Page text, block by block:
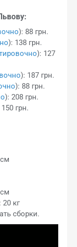
): 88 грн.
): 138 грн.
): 127
): 187 грн.
): 88 грн.
): 208 грн.
грн.
кг
сборки.